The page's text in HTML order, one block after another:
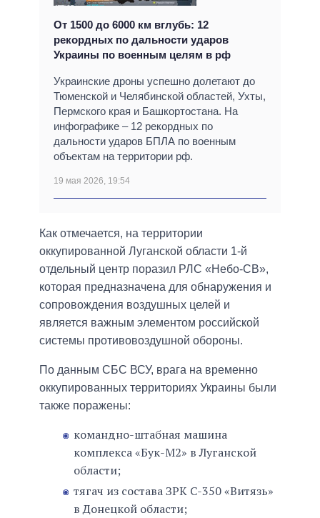
От 1500 до 6000 км вглубь: 12
рекордных по дальности ударов
Украины по военным целям в рф
Украинские дроны успешно долетают до
Тюменской и Челябинской областей, Ухты,
Пермского края и Башкортостана. На
инфографике – 12 рекордных по
дальности ударов БПЛА по военным
объектам на территории рф.
19 мая 2026, 19:54
Как отмечается, на территории
оккупированной Луганской области 1-й
отдельный центр поразил РЛС «Небо-СВ»,
которая предназначена для обнаружения и
сопровождения воздушных целей и
является важным элементом российской
системы противовоздушной обороны.
По данным СБС ВСУ, врага на временно
оккупированных территориях Украины были
также поражены:
командно-штабная машина
комплекса «Бук-М2» в Луганской
области;
тягач из состава ЗРК С-350 «Витязь»
в Донецкой области;